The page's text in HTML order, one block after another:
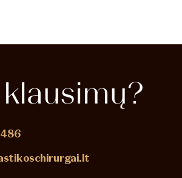
klausimų?